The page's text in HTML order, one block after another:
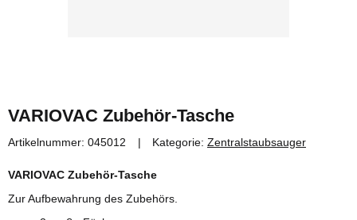
VARIOVAC Zubehör-Tasche
Artikelnummer: 045012 Kategorie: Zentralstaubsauger
VARIOVAC Zubehör-Tasche
Zur Aufbewahrung des Zubehörs.